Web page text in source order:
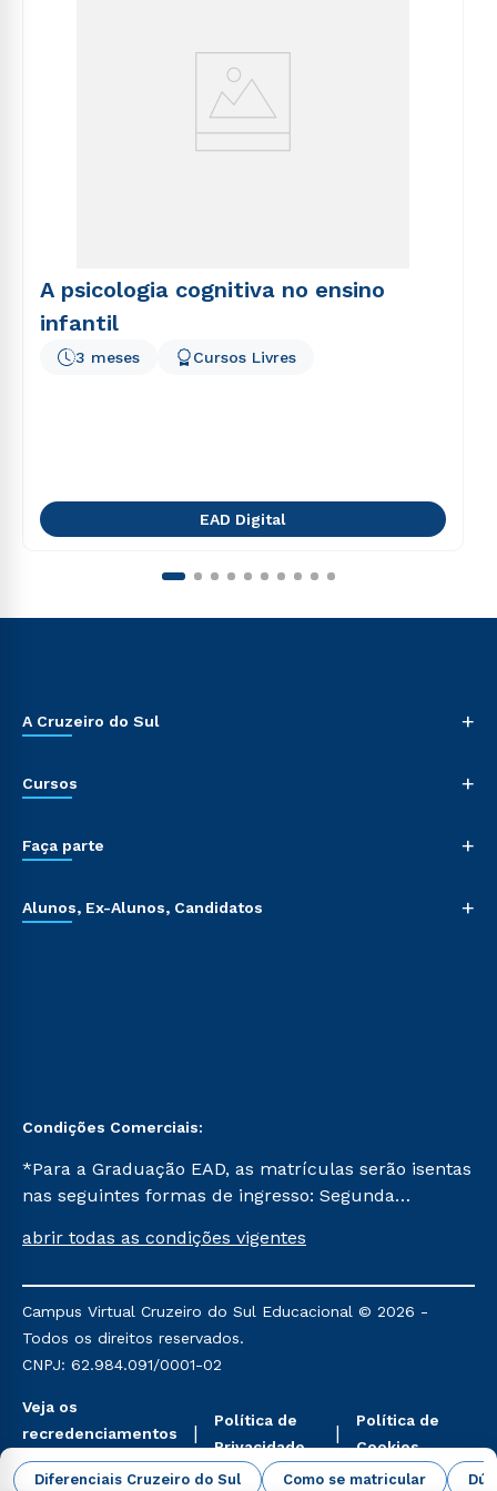
Diferenciais Cruzeiro do Sul Como se matricular
A psicologia cognitiva no ensino
infantil
3 meses Cursos Livres
EAD Digital
A Cruzeiro do Sul +
Cursos +
Faça parte +
Alunos, Ex-Alunos, Candidatos +
Condições Comerciais:
*Para a Graduação EAD, as matrículas serão isentas
nas seguintes formas de ingresso: Segunda
Já para as demais, a taxa de matrícula será de R$
mencionadas são referentes aos cursos: Ensino
Religioso, Geografia para a Docência e Metodologia
do Ensino de História: Questões Atuais.
abrir todas as condições vigentes
Campus Virtual Cruzeiro do Sul Educacional © 2026 -
Todos os direitos reservados.
CNPJ: 62.984.091/0001-02
Veja os
recredenciamentos
aqui
Política de
Privacidade
Política de
Cookies